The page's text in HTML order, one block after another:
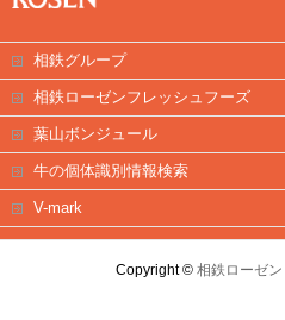
相鉄グループ
相鉄ローゼンフレッシュフーズ
葉山ボンジュール
牛の個体識別情報検索
V-mark
Copyright © 相鉄ローゼン